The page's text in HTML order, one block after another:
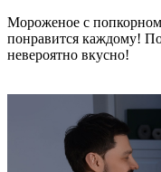
Мороженое с
понравится каждому!
невероятно вкусно!